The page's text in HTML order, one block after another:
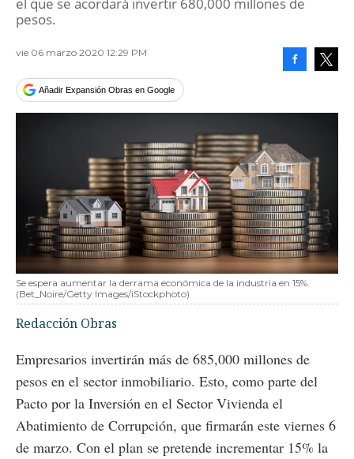
pesos.
vie 06 marzo 2020 12:29 PM
Añadir Expansión Obras en Google
Se espera aumentar la derrama económica de la industria en 15%.
(Bet_Noire/Getty Images/iStockphoto)
Redacción Obras
Empresarios invertirán más de 685,000 millones de
pesos en el sector inmobiliario. Esto, como parte del
Pacto por la Inversión en el Sector Vivienda el
Abatimiento de Corrupción, que firmarán este viernes 6
de marzo. Con el plan se pretende incrementar 15% la